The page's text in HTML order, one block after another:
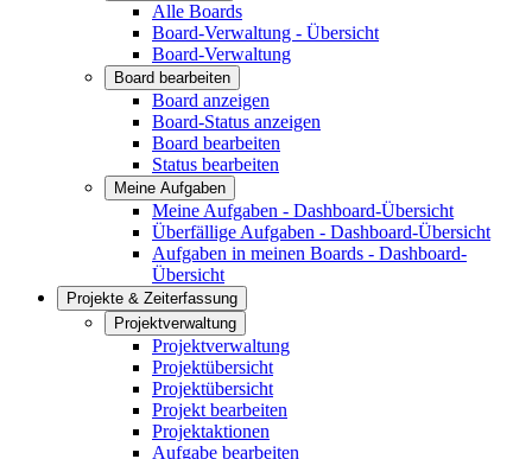
Alle Boards
Board-Verwaltung - Übersicht
Board-Verwaltung
Board bearbeiten
Board anzeigen
Board-Status anzeigen
Board bearbeiten
Status bearbeiten
Meine Aufgaben
Meine Aufgaben - Dashboard-Übersicht
Überfällige Aufgaben - Dashboard-Übersicht
Aufgaben in meinen Boards - Dashboard-
Übersicht
Projekte & Zeiterfassung
Projektverwaltung
Projektverwaltung
Projektübersicht
Projektübersicht
Projekt bearbeiten
Projektaktionen
Aufgabe bearbeiten